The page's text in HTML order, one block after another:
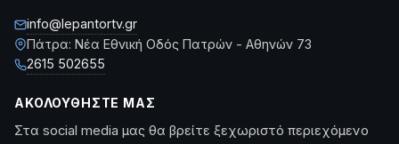
info@lepantortv.gr
Πάτρα: Νέα Εθνική Οδός Πατρών - Αθηνών 73
2615 502655
ΑΚΟΛΟΥΘΉΣΤΕ ΜΑΣ
Στα social media μας θα βρείτε ξεχωριστό περιεχόμενο